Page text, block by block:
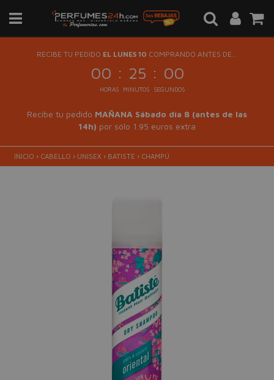
RECIBE TU PEDIDO EL LUNES 10 COMPRANDO ANTES DE...
00 : 25 : 00
HORAS MINUTOS SEGUNDOS
Recibe tu pedido MAÑANA Sábado día 8 (antes de las
14h) por sólo 1.95 euros extra
INICIO › CABELLO › UNISEX › BATISTE › CHAMPÚ